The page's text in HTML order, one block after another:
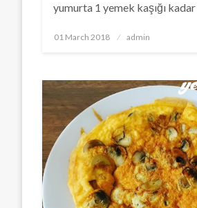
yumurta 1 yemek kaşığı
Posted
01 March 2018 admin